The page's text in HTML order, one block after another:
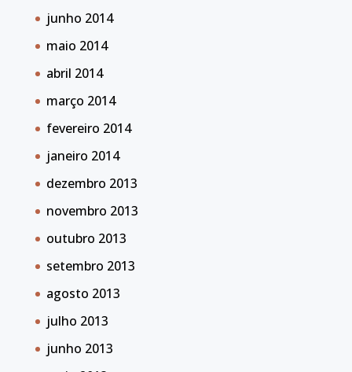
junho 2014
maio 2014
abril 2014
março 2014
fevereiro 2014
janeiro 2014
dezembro 2013
novembro 2013
outubro 2013
setembro 2013
agosto 2013
julho 2013
junho 2013